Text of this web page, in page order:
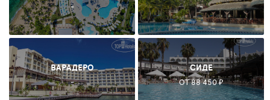
- -
ВАРАДЕРО
-
СИДЕ
ОТ 88 450 ₽